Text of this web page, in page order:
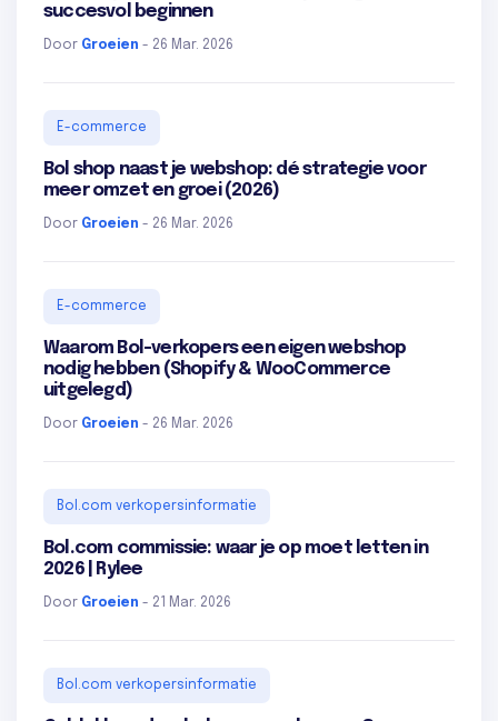
succesvol beginnen
Door Groeien - 26 Mar. 2026
E-commerce
Bol shop naast je webshop: dé strategie voor
meer omzet en groei (2026)
Door Groeien - 26 Mar. 2026
E-commerce
Waarom Bol-verkopers een eigen webshop
nodig hebben (Shopify & WooCommerce
uitgelegd)
Door Groeien - 26 Mar. 2026
Bol.com verkopersinformatie
Bol.com commissie: waar je op moet letten in
2026 | Rylee
Door Groeien - 21 Mar. 2026
Bol.com verkopersinformatie